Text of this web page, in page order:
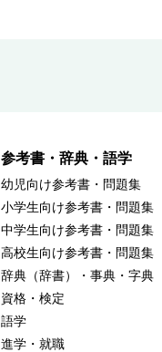
参考書・辞典・語学
幼児向け参考書・問題集
小学生向け参考書・問題集
中学生向け参考書・問題集
高校生向け参考書・問題集
辞典（辞書）・事典・字典
資格・検定
語学
進学・就職